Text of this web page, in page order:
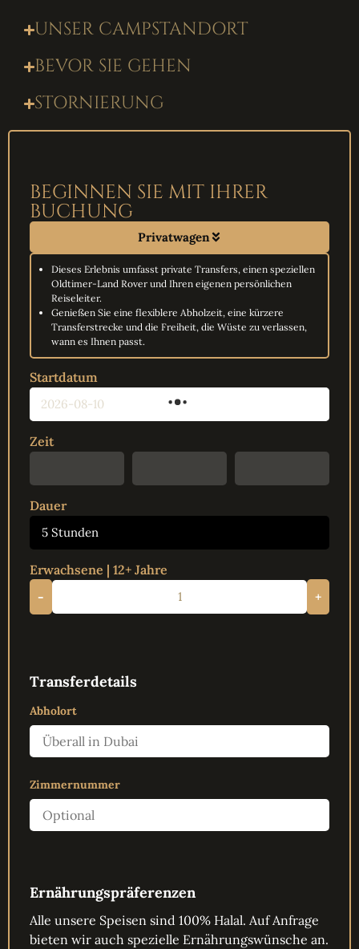
UNSER CAMPSTANDORT
BEVOR SIE GEHEN
STORNIERUNG
BEGINNEN SIE MIT IHRER
BUCHUNG
Privatwagen
Dieses Erlebnis umfasst private Transfers, einen speziellen
Oldtimer-Land Rover und Ihren eigenen persönlichen
Reiseleiter.
Genießen Sie eine flexiblere Abholzeit, eine kürzere
Transferstrecke und die Freiheit, die Wüste zu verlassen,
wann es Ihnen passt.
Startdatum
Zeit
Dauer
5 Stunden
Erwachsene | 12+ Jahre
-
+
Transferdetails
Abholort
Zimmernummer
Ernährungspräferenzen
Alle unsere Speisen sind 100% Halal. Auf Anfrage
bieten wir auch spezielle Ernährungswünsche an.